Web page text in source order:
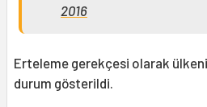
2016
Erteleme gerekçesi olarak
durum gösterildi.